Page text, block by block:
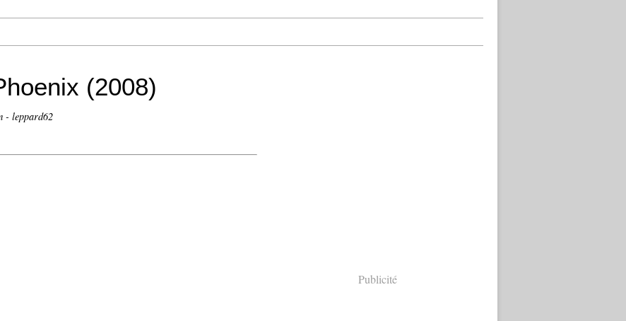
(2008)
- leppard62
Publicité